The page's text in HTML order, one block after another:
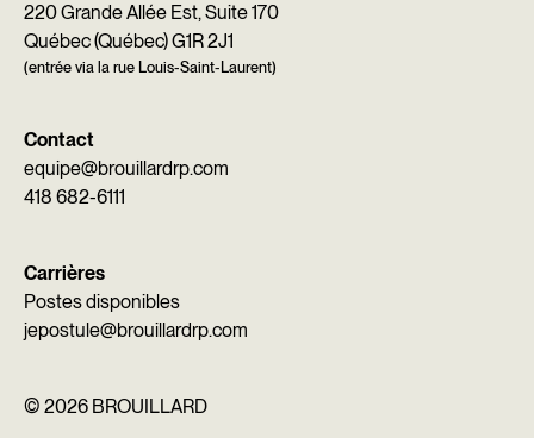
© 2026 BROUILLARD
220 Grande Allée Est, Suite 170
Québec (Québec) G1R 2J1
(entrée via la rue Louis-Saint-Laurent)
Contact
equipe@brouillardrp.com
418 682-6111
Carrières
Postes disponibles
jepostule@brouillardrp.com